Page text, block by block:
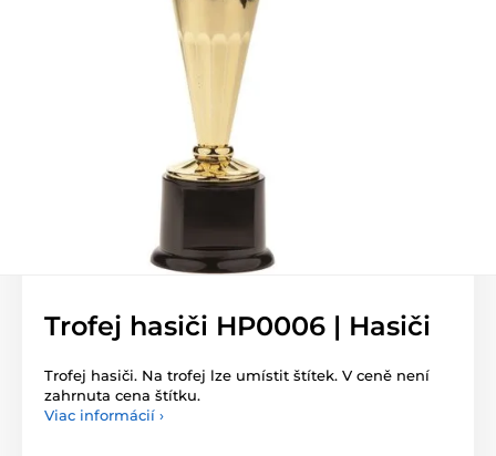
Trofej hasiči HP0006 | Hasiči
Trofej hasiči. Na trofej lze umístit štítek. V ceně není
zahrnuta cena štítku.
Viac informácií ›